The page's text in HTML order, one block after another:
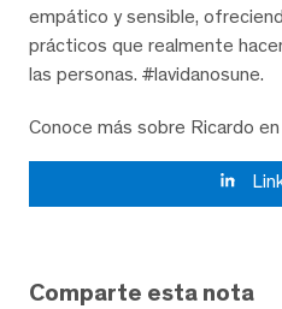
empático y sensible,
prácticos que realmente
las personas. #lavidanosune.
Conoce más sobre Ricardo en
Comparte esta nota